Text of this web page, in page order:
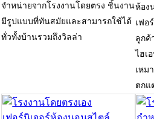
จำหน่ายจากโรงงานโดยตรง ชิ้นงาน
มีรูปแบบที่ทันสมัยและสามารถใช้ได้
ทั่วทั้งบ้านรวมถึงวิลล่า
ห้อง
เฟอ
ลูกค้
ไฮเ
เหม
ตกแ